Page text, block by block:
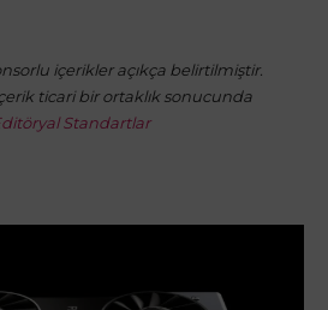
içerikler açıkça belirtilmiştir.
ticari bir ortaklık sonucunda
Standartlar